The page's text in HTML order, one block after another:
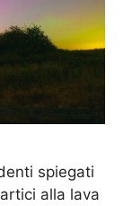
spiegati
alla lava